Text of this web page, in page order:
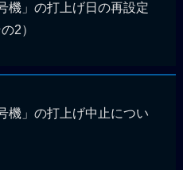
機」の打上げ日の再設定
2）
機」の打上げ中止につい